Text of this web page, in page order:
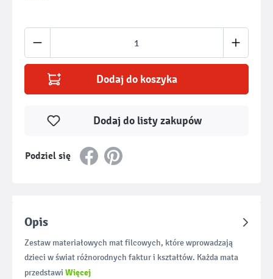
Ilość produktu: Wprowadź żądaną ilość
Dodaj do koszyka
Podziel się
Dodaj do listy zakupów
Opis
Zestaw materiałowych mat filcowych, które wprowadzają
dzieci w świat różnorodnych faktur i kształtów. Każda mata
przedstawi Więcej